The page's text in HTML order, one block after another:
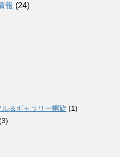
報 (24)
＆ギャラリー螺旋 (1)